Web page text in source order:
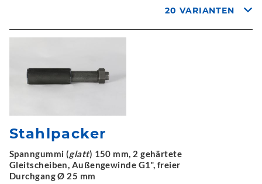
20 VARIANTEN
Stahlpacker
Spanngummi (glatt) 150 mm, 2 gehärtete
Gleitscheiben, Außengewinde G1", freier
Durchgang Ø 25 mm